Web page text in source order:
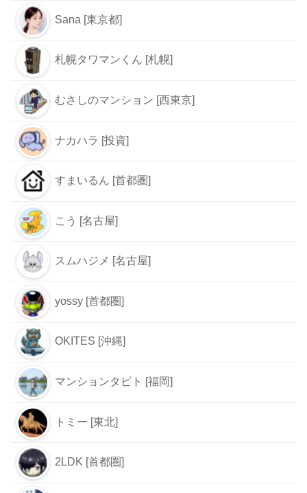
Sana [東京都]
札幌タワマンくん [札幌]
むさしのマンション [西東京]
ナカハラ [投資]
すまいるん [首都圏]
こう [名古屋]
スムハジメ [名古屋]
yossy [首都圏]
OKITES [沖縄]
マンションタビト [福岡]
トミー [東北]
2LDK [首都圏]